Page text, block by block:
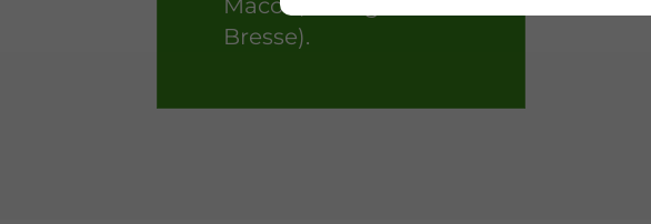
Mâcon, Bourg-en-
Bresse).